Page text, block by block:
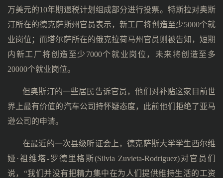
万美元的10年期退税计划组成部分进行投票。特斯拉对奥斯
汀所在的德克萨斯州官员表示，新工厂将创造至少5000个就
业岗位；而塔尔萨所在的俄克拉荷马州官员则被告知，短期
内新工厂将创造至少7000个就业岗位，未来将创造至多
20000个就业岗位。
但奥斯汀的一些居民告诉官员，他们对补贴这家目前世
界上最有价值的汽车公司持怀疑态度，此前他们拒绝了亚马
逊公司的申请。
在最近的一次县级听证会上，德克萨斯大学学生西尔维
娅·祖维塔-罗德里格斯(Silvia Zuvieta-Rodriguez)对官员们
说，“我们并没有把精力集中在为人们提供维持生活的工资